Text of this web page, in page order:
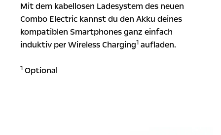
Mit dem kabellosen Ladesystem des neuen
Combo Electric kannst du den Akku deines
kompatiblen Smartphones ganz einfach
induktiv per Wireless Charging1aufladen.
1Optional